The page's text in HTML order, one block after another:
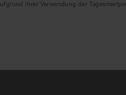
ihrer Verwendung der